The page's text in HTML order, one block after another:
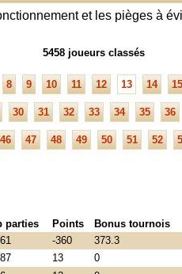
et les pièges à
5458 joueurs classés
8 9 10 11 12 13 14 15
30 31 32 33 34 35 36
46 47 48 49 50 51 52
parties Points Bonus tournois
-360 373.3
13 0